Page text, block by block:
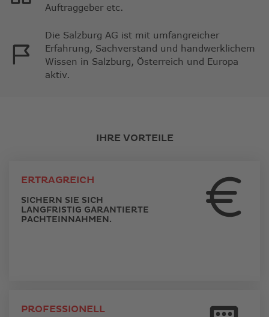
Auftraggeber etc.
Die Salzburg AG ist mit umfangreicher
Erfahrung, Sachverstand und handwerklichem
Wissen in Salzburg, Österreich und Europa
aktiv.
IHRE VORTEILE
ERTRAGREICH
SICHERN SIE SICH
LANGFRISTIG GARANTIERTE
PACHTEINNAHMEN.
PROFESSIONELL